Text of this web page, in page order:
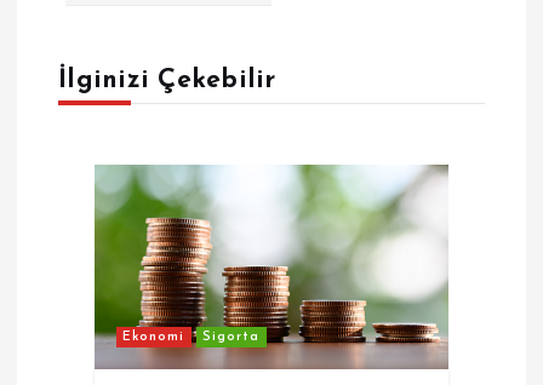
e
z
İlginizi Çekebilir
Ekonomi Sigorta